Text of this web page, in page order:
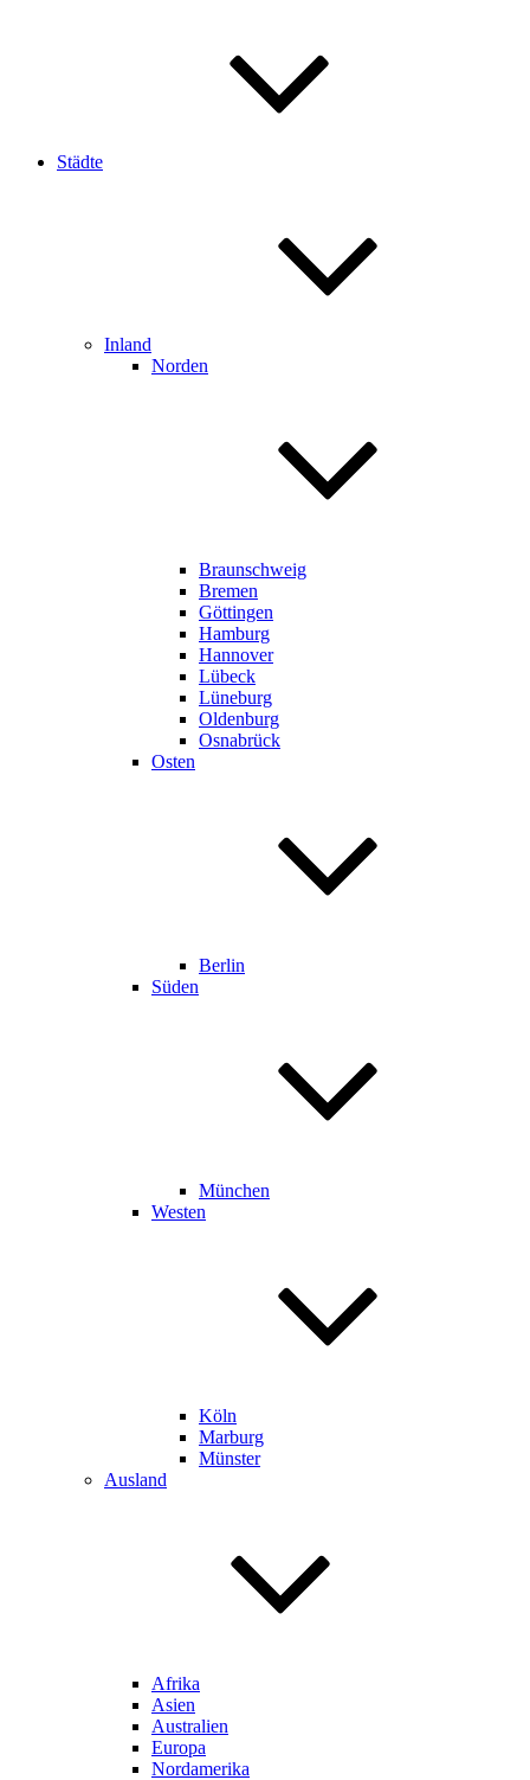
Städte
Inland
Norden
Braunschweig
Bremen
Göttingen
Hamburg
Hannover
Lübeck
Lüneburg
Oldenburg
Osnabrück
Osten
Berlin
Süden
München
Westen
Köln
Marburg
Münster
Ausland
Afrika
Asien
Australien
Europa
Nordamerika